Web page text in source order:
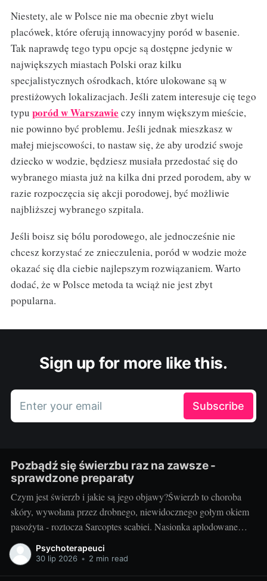
Niestety, ale w Polsce nie ma obecnie zbyt wielu
placówek, które oferują innowacyjny poród w basenie.
Tak naprawdę tego typu opcje są dostępne jedynie w
największych miastach Polski oraz kilku
specjalistycznych ośrodkach, które ulokowane są w
prestiżowych lokalizacjach. Jeśli zatem interesuje cię tego
typu poród w Warszawie czy innym większym mieście,
nie powinno być problemu. Jeśli jednak mieszkasz w
małej miejscowości, to nastaw się, że aby urodzić swoje
dziecko w wodzie, będziesz musiała przedostać się do
wybranego miasta już na kilka dni przed porodem, aby w
razie rozpoczęcia się akcji porodowej, być możliwie
najbliższej wybranego szpitala.
Jeśli boisz się bólu porodowego, ale jednocześnie nie
chcesz korzystać ze znieczulenia, poród w wodzie może
okazać się dla ciebie najlepszym rozwiązaniem. Warto
dodać, że w Polsce metoda ta wciąż nie jest zbyt
popularna.
Sign up for more like this.
Enter your email Subscribe
Pozbądź się świerzbu raz na zawsze -
sprawdzone preparaty
Czym jest świerzb i jakie są jego objawy?Świerzb to choroba
skóry, wywołana przez drobnego, niewidocznego gołym okiem
pasożyta - roztocza Sarcoptes scabiei. Nasionka aplodowane
przez samicę roztocza prowadzą do rozwinięcia się typowych
objawów choroby: silnego swędzenia, wysypki skórnej oraz
Psychoterapeuci
30 lip 2026 • 2 min read